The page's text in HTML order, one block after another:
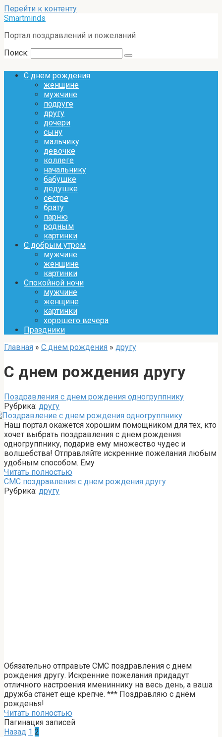
Перейти к контенту
Smartminds
Портал поздравлений и пожеланий
Поиск:
С днем рождения
женщине
мужчине
подруге
другу
дочери
сыну
мальчику
девочке
коллеге
начальнику
бабушке
дедушке
сестре
брату
парню
родным
картинки
С добрым утром
мужчине
женщине
картинки
Спокойной ночи
мужчине
женщине
картинки
хорошего вечера
Праздники
Главная » С днем рождения » другу
С днем рождения другу
Поздравления с днем рождения одногруппнику
Рубрика: другу
Наш портал окажется хорошим помощником для тех, кто
хочет выбрать поздравления с днем рождения
одногруппнику, подарив ему множество чудес и
волшебства! Отправляйте искренние пожелания любым
удобным способом. Ему
Читать полностью
СМС поздравления с днем рождения другу
Рубрика: другу
Обязательно отправьте СМС поздравления с днем
рождения другу. Искренние пожелания придадут
отличного настроения имениннику на весь день, а ваша
дружба станет еще крепче. *** Поздравляю с днём
рожденья!
Читать полностью
Пагинация записей
Назад 1 2